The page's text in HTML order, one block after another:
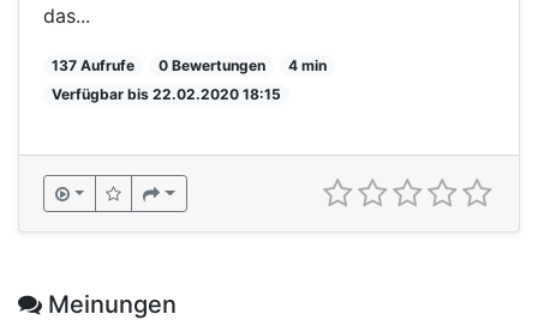
das...
137 Aufrufe 0 Bewertungen
4 min
Verfügbar bis 22.02.2020 18:15
Meinungen